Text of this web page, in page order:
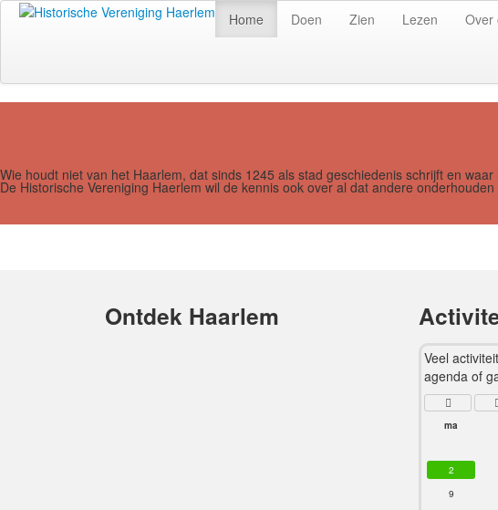
Home Doen Zien Lezen Over
Wie houdt niet van het Haarlem, dat sinds 1245 als stad geschiedenis schrijft en
De Historische Vereniging Haerlem wil de kennis ook over al dat andere
Ontdek Haarlem
Veel
agenda of
ma
2
9